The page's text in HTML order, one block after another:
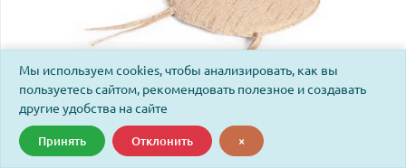
Мы используем cookies, чтобы анализировать, как вы
пользуетесь сайтом, рекомендовать полезное и создавать
другие удобства на сайте
Принять Отклонить ×